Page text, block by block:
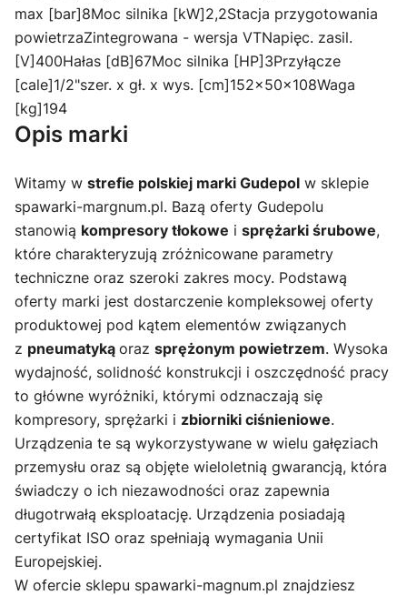
max [bar]8Moc silnika [kW]2,2Stacja przygotowania
powietrzaZintegrowana - wersja VTNapięc. zasil.
[V]400Hałas [dB]67Moc silnika [HP]3Przyłącze
[cale]1/2"szer. x gł. x wys. [cm]152x50x108Waga
[kg]194
Opis marki
Witamy w strefie polskiej marki Gudepol w sklepie
spawarki-margnum.pl. Bazą oferty Gudepolu
stanowią kompresory tłokowe i sprężarki śrubowe,
które charakteryzują zróżnicowane parametry
techniczne oraz szeroki zakres mocy. Podstawą
oferty marki jest dostarczenie kompleksowej oferty
produktowej pod kątem elementów związanych
z pneumatyką oraz sprężonym powietrzem. Wysoka
wydajność, solidność konstrukcji i oszczędność pracy
to główne wyróżniki, którymi odznaczają się
kompresory, sprężarki i zbiorniki ciśnieniowe.
Urządzenia te są wykorzystywane w wielu gałęziach
przemysłu oraz są objęte wieloletnią gwarancją, która
świadczy o ich niezawodności oraz zapewnia
długotrwałą eksploatację. Urządzenia posiadają
certyfikat ISO oraz spełniają wymagania Unii
Europejskiej.
W ofercie sklepu spawarki-magnum.pl znajdziesz